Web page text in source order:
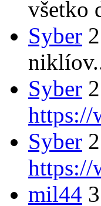
všetko
Syber
Syber
Syber
https://
mil44